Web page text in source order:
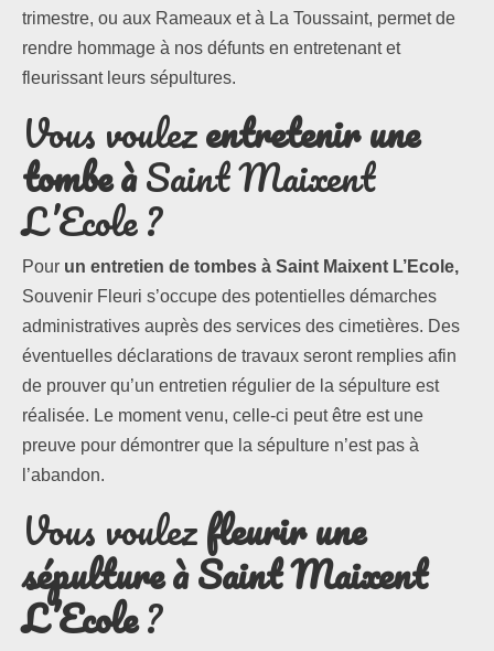
Boutique
trimestre, ou aux Rameaux et à La Toussaint, permet de
rendre hommage à nos défunts en entretenant et
fleurissant leurs sépultures.
Vous voulezentretenir une
tombe àSaint Maixent
L’Ecole ?
Pour un entretien de tombes à Saint Maixent L’Ecole,
Souvenir Fleuri s’occupe des potentielles démarches
administratives auprès des services des cimetières. Des
éventuelles déclarations de travaux seront remplies afin
de prouver qu’un entretien régulier de la sépulture est
réalisée. Le moment venu, celle-ci peut être est une
preuve pour démontrer que la sépulture n’est pas à
l’abandon.
Vous voulezfleurir une
sépulture à Saint Maixent
L’Ecole?